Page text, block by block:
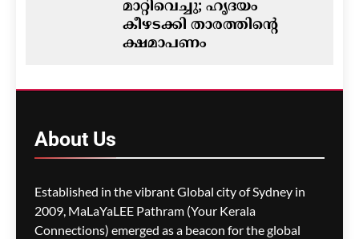
മാറ്റിവെച്ചു; ഹൃദയം
കീഴടക്കി താരത്തിന്റെ
ക്ഷമാപണം
സർക്കാരിനെതിരെ
പ്രവാസികളിൽ ആശങ്ക
ഗീത ദാസ്‌ 13 hours ago 0
About Us
Established in the vibrant Global city of Sydney in
2009, MaLaYaLEE Pathram (Your Kerala
Connections) emerged as a beacon for the global